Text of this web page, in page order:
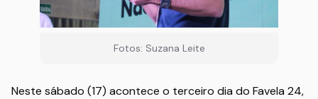
Fotos: Suzana Leite
Neste sábado (17) acontece o terceiro dia do Favela 24,